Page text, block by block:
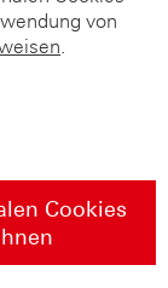
von
.
Cookies